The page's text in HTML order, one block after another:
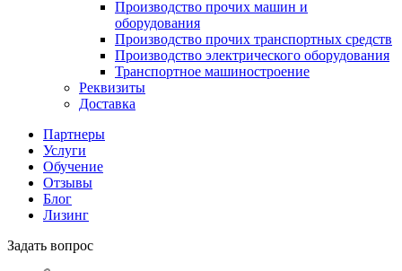
Производство прочих машин и
оборудования
Производство прочих транспортных средств
Производство электрического оборудования
Транспортное машиностроение
Реквизиты
Доставка
Партнеры
Услуги
Обучение
Отзывы
Блог
Лизинг
Задать вопрос